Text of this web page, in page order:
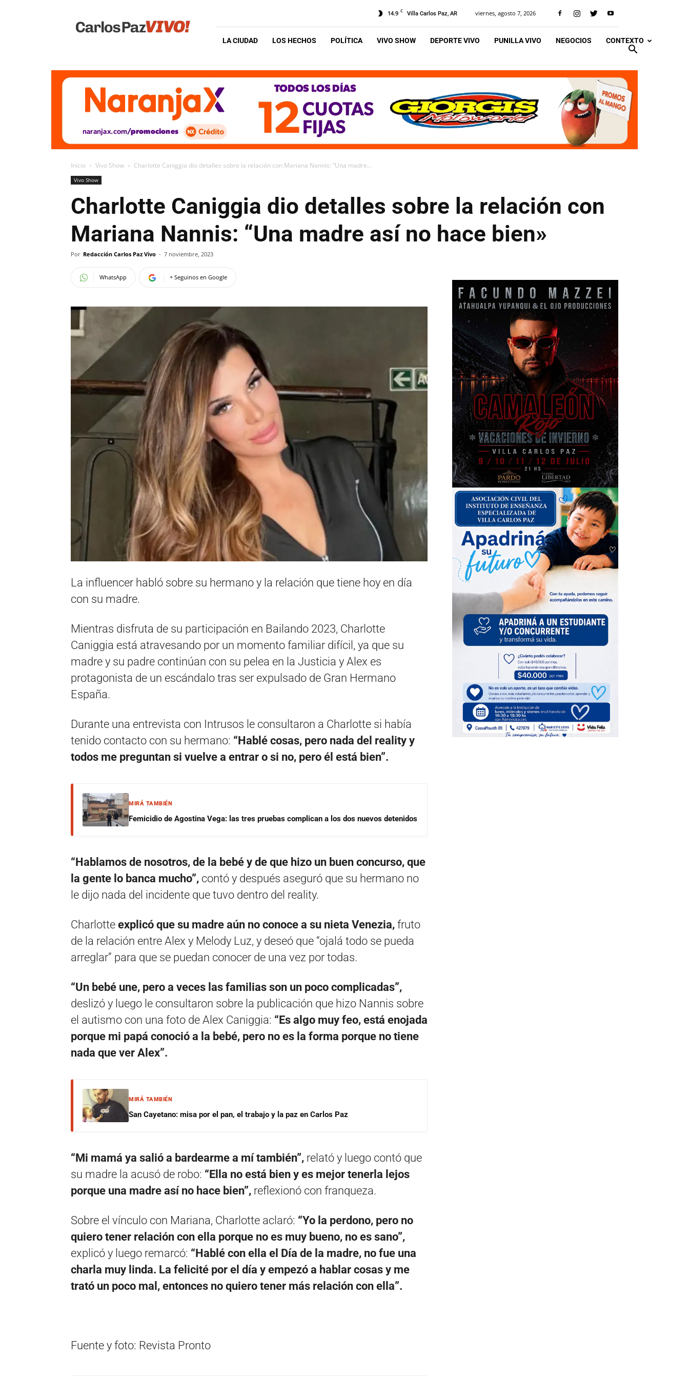
Vivo
14.9 C Villa Carlos Paz, AR viernes, agosto 7, 2026
LA CIUDAD LOS HECHOS POLÍTICA VIVO SHOW DEPORTE VIVO PUNILLA VIVO NEGOCIOS CONTEXTO
Inicio Vivo Show Charlotte Caniggia dio detalles sobre la relación con Mariana Nannis: “Una madre...
Vivo Show
Charlotte Caniggia dio detalles sobre la relación con
Mariana Nannis: “Una madre así no hace bien»
Por Redacción Carlos Paz Vivo - 7 noviembre, 2023
WhatsApp + Seguinos en Google
La influencer habló sobre su hermano y la relación que tiene hoy en día
con su madre.
Mientras disfruta de su participación en Bailando 2023, Charlotte
Caniggia está atravesando por un momento familiar difícil, ya que su
madre y su padre continúan con su pelea en la Justicia y Alex es
protagonista de un escándalo tras ser expulsado de Gran Hermano
España.
Durante una entrevista con Intrusos le consultaron a Charlotte si había
tenido contacto con su hermano: “Hablé cosas, pero nada del reality y
todos me preguntan si vuelve a entrar o si no, pero él está bien”.
MIRÁ TAMBIÉN
Femicidio de Agostina Vega: las tres pruebas complican a los dos nuevos detenidos
“Hablamos de nosotros, de la bebé y de que hizo un buen concurso, que
la gente lo banca mucho”, contó y después aseguró que su hermano no
le dijo nada del incidente que tuvo dentro del reality.
Charlotte explicó que su madre aún no conoce a su nieta Venezia, fruto
de la relación entre Alex y Melody Luz, y deseó que “ojalá todo se pueda
arreglar” para que se puedan conocer de una vez por todas.
“Un bebé une, pero a veces las familias son un poco complicadas”,
deslizó y luego le consultaron sobre la publicación que hizo Nannis sobre
el autismo con una foto de Alex Caniggia: “Es algo muy feo, está enojada
porque mi papá conoció a la bebé, pero no es la forma porque no tiene
nada que ver Alex”.
MIRÁ TAMBIÉN
San Cayetano: misa por el pan, el trabajo y la paz en Carlos Paz
“Mi mamá ya salió a bardearme a mí también”, relató y luego contó que
su madre la acusó de robo: “Ella no está bien y es mejor tenerla lejos
porque una madre así no hace bien”, reflexionó con franqueza.
Sobre el vínculo con Mariana, Charlotte aclaró: “Yo la perdono, pero no
quiero tener relación con ella porque no es muy bueno, no es sano”,
explicó y luego remarcó: “Hablé con ella el Día de la madre, no fue una
charla muy linda. La felicité por el día y empezó a hablar cosas y me
trató un poco mal, entonces no quiero tener más relación con ella”.
Fuente y foto: Revista Pronto